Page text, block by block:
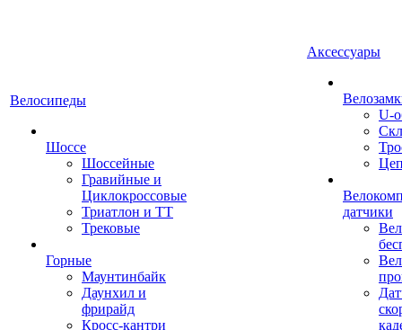
Велосипеды
Шоссе
Шоссейные
Гравийные и
Циклокроссовые
Триатлон и ТТ
Трековые
Горные
Маунтинбайк
Даунхил и
фрирайд
Кросс-кантри
Аксессуары
U-
датчики